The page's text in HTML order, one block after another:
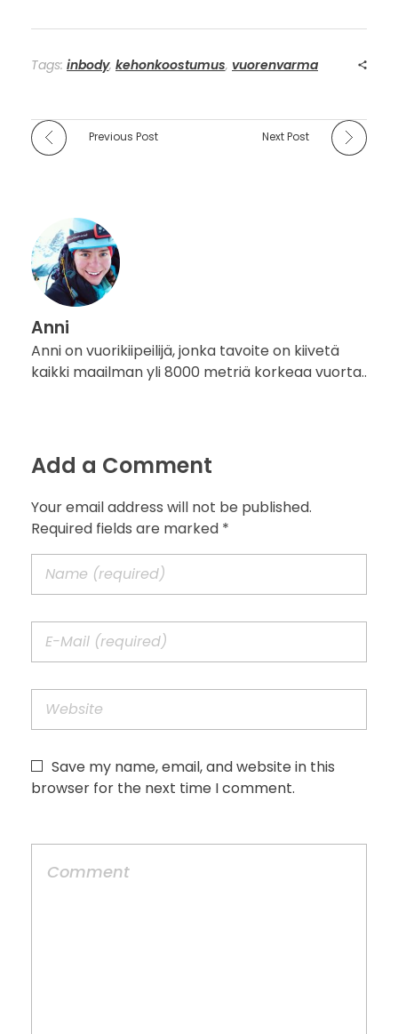
s
j
s
Y
T
!
Tags: inbody, kehonkoostumus, vuorenvarma
Previous Post Next Post
Anni
Anni on vuorikiipeilijä, jonka tavoite on kiivetä
kaikki maailman yli 8000 metriä korkeaa vuorta..
Add a Comment
Your email address will not be published.
Required fields are marked *
Save my name, email, and website in this
browser for the next time I comment.